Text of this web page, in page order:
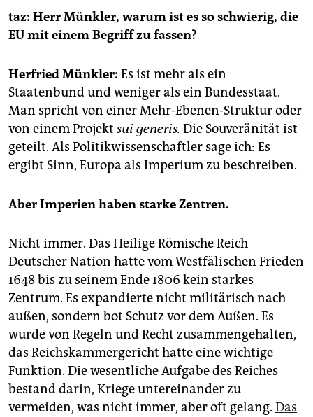
unterstützen
genossenschaft
epaper login
taz: Herr Münk­ler, warum ist es so schwierig, die
EU mit einem Begriff zu fassen?
Herfried Münkler: Es ist mehr als ein
Staatenbund und weniger als ein Bundesstaat.
Man spricht von einer Mehr-Ebenen-Struktur oder
von einem Projekt sui generis. Die Souveränität ist
geteilt. Als Politikwissenschaftler sage ich: Es
ergibt Sinn, Europa als Imperium zu beschreiben.
Aber Imperien haben starke Zentren.
Nicht immer. Das Heilige Römische Reich
Deutscher Nation hatte vom Westfälischen Frieden
1648 bis zu seinem Ende 1806 kein starkes
Zentrum. Es expandierte nicht militärisch nach
außen, sondern bot Schutz vor dem Außen. Es
wurde von Regeln und Recht zusammengehalten,
das Reichskammergericht hatte eine wichtige
Funktion. Die wesentliche Aufgabe des Reiches
bestand darin, Kriege untereinander zu
vermeiden, was nicht immer, aber oft gelang. Das